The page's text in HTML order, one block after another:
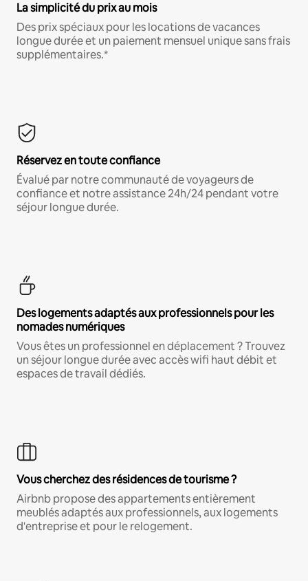
La simplicité du prix au mois
Des prix spéciaux pour les locations de vacances
longue durée et un paiement mensuel unique sans frais
supplémentaires.*
Réservez en toute confiance
Évalué par notre communauté de voyageurs de
confiance et notre assistance 24h/24 pendant votre
séjour longue durée.
Des logements adaptés aux professionnels pour les
nomades numériques
Vous êtes un professionnel en déplacement ? Trouvez
un séjour longue durée avec accès wifi haut débit et
espaces de travail dédiés.
Vous cherchez des résidences de tourisme ?
Airbnb propose des appartements entièrement
meublés adaptés aux professionnels, aux logements
d'entreprise et pour le relogement.